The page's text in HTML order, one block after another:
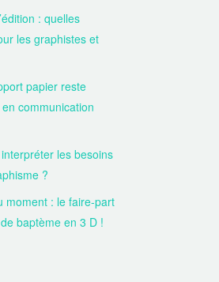
: quelles
les graphistes et
papier reste
communication
les besoins
?
moment : le faire-part
baptème en 3 D !